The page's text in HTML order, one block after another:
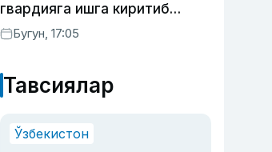
гвардияга ишга киритиб
қўймоқчи бўлган шахс
ушланди
Бугун, 17:05
Тавсиялар
Ўзбекистон